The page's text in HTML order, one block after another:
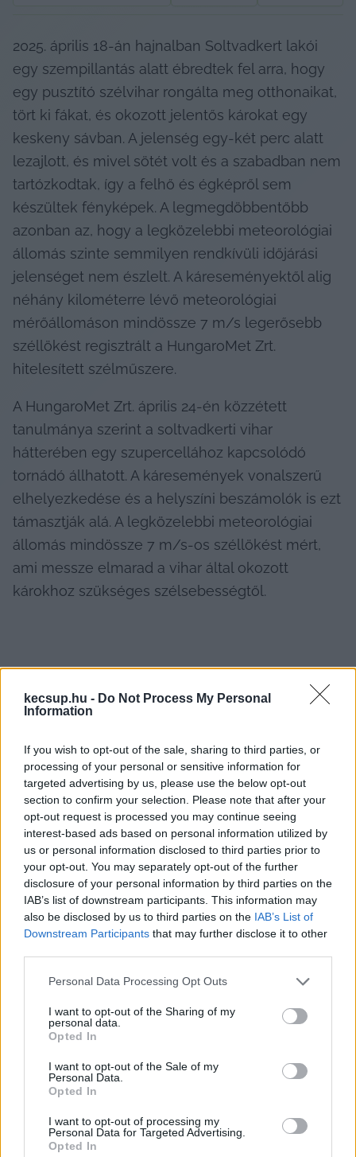
kecsup.hu - Do Not Process My Personal
Information
If you wish to opt-out of the sale, sharing to third parties, or
processing of your personal or sensitive information for
targeted advertising by us, please use the below opt-out
section to confirm your selection. Please note that after your
opt-out request is processed you may continue seeing
interest-based ads based on personal information utilized by
us or personal information disclosed to third parties prior to
your opt-out. You may separately opt-out of the further
disclosure of your personal information by third parties on the
IAB’s list of downstream participants. This information may
also be disclosed by us to third parties on the IAB’s List of
Downstream Participants that may further disclose it to other
Please note that this website/app uses one or more Google
not limited to your visit or usage behaviour. You may click to
grant or deny consent to Google and its third-party tags to
use your data for below specified purposes in below Google
consent section.
Personal Data Processing Opt Outs
I want to opt-out of the Sharing of my
personal data.
Opted In
I want to opt-out of the Sale of my
Personal Data.
Opted In
I want to opt-out of processing my
Personal Data for Targeted Advertising.
Opted In
2025. április 18-án hajnalban Soltvadkert lakói
egy szempillantás alatt ébredtek fel arra, hogy
egy pusztító szélvihar rongálta meg otthonaikat,
tört ki fákat, és okozott jelentős károkat egy
keskeny sávban. A jelenség egy-két perc alatt
lezajlott, és mivel sötét volt és a szabadban nem
tartózkodtak, így a felhő és égképről sem
készültek fényképek. A legmegdöbbentőbb
azonban az, hogy a legközelebbi meteorológiai
állomás szinte semmilyen rendkívüli időjárási
jelenséget nem észlelt. A káreseményektől alig
néhány kilométerre lévő meteorológiai
mérőállomáson mindössze 7 m/s legerősebb
széllökést regisztrált a HungaroMet Zrt.
hitelesített szélműszere.
A HungaroMet Zrt. április 24-én közzétett
tanulmánya szerint a soltvadkerti vihar
hátterében egy szupercellához kapcsolódó
tornádó állhatott. A káresemények vonalszerű
elhelyezkedése és a helyszíni beszámolók is ezt
támasztják alá. A legközelebbi meteorológiai
állomás mindössze 7 m/s-os széllökést mért,
ami messze elmarad a vihar által okozott
károkhoz szükséges szélsebességtől.
Az éjszakai heves zivatar utáni viharkárok a Soltvadkert közelében
lévő Vadkerti-tónál / Fotó: MetFigyelő / Csaszi Csaszi
​A helyiek elmondása szerint a vihar hajnali 2
okozva jelentős pusztítást. A szél ereje
robbanásszerűen erősödött meg, majd jégeső
követte. A károk főként egy szűk sávban
jelentkeztek, ami tovább erősíti a tornádó